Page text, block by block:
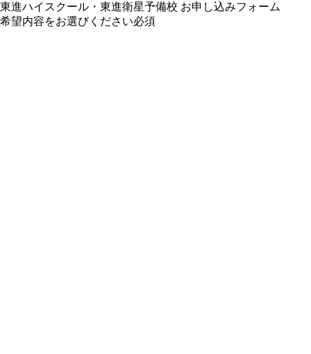
東進ハイスクール・東進衛星予備校 お申し込みフォーム
希望内容をお選びください必須